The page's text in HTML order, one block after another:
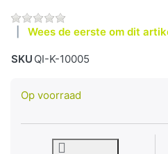
Wees de eerste om dit
SKU QI-K-10005
Op voorraad